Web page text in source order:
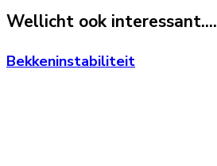
Wellicht ook interessant....
Bekkeninstabiliteit